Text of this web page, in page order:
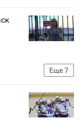
Министерство иностранных дел Российской Федерации (МИД РФ)
Еще7
край